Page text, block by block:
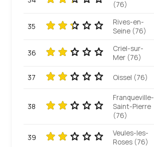
(76)
35
Rives-en-
Seine (76)
36
Criel-sur-
Mer (76)
37 Oissel (76)
38
Franqueville-
Saint-Pierre
(76)
39
Veules-les-
Roses (76)